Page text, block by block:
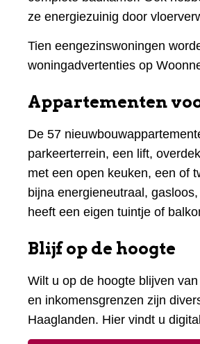
ze energiezuinig door
Tien eengezinswoningen
woningadvertenties op
Appartementen
De 57
parkeerterrein, een lift,
met een open keuken, een of
bijna energieneutraal,
heeft een eigen tuintje of
Blijf op de hoogte
Wilt u op de hoogte blijven
en inkomensgrenzen zijn
Haaglanden. Hier vindt u